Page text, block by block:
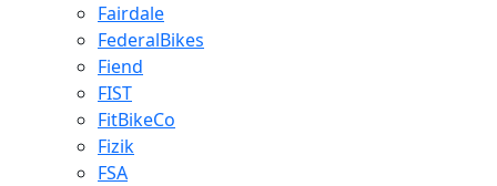
Fairdale
FederalBikes
Fiend
FIST
FitBikeCo
Fizik
FSA